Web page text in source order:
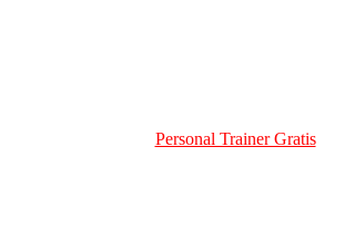
Personal Trainer Gratis